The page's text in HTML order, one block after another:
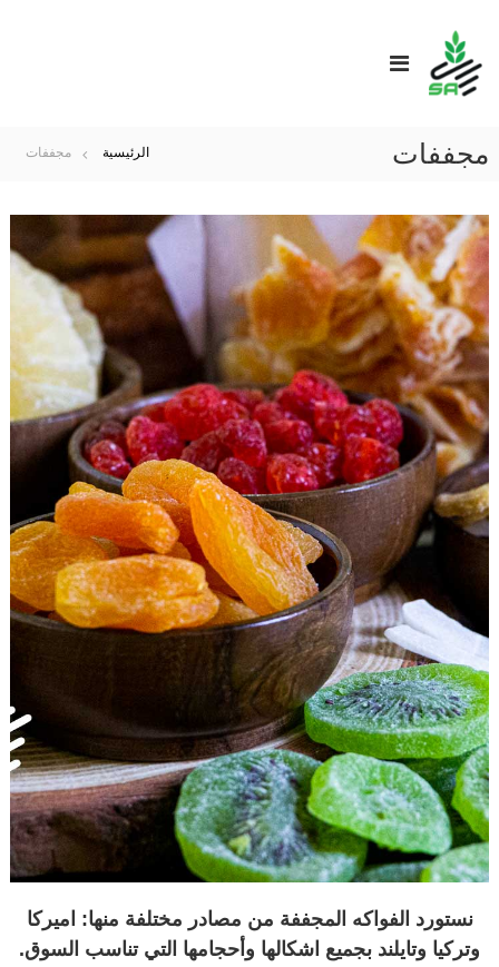
مجففات الرئيسية مجففات
نستورد الفواكه المجففة من مصادر مختلفة منها: اميركا
وتركيا وتايلند بجميع اشكالها وأحجامها التي تناسب السوق.